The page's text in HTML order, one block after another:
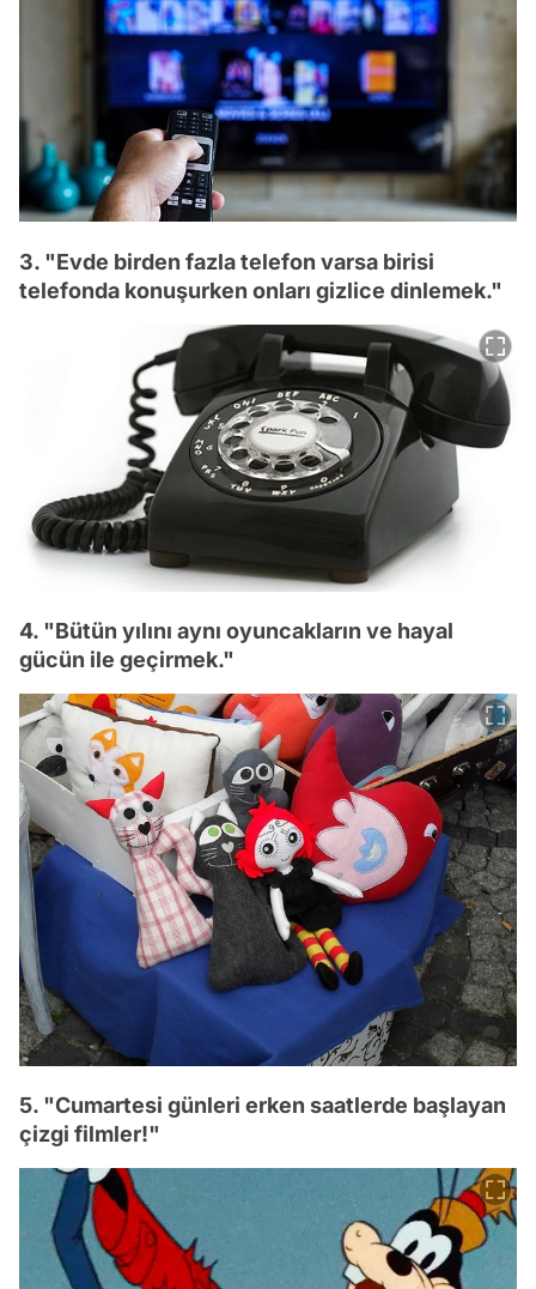
3. "Evde birden fazla telefon varsa birisi
telefonda konuşurken onları gizlice dinlemek."
4. "Bütün yılını aynı oyuncakların ve hayal
gücün ile geçirmek."
5. "Cumartesi günleri erken saatlerde başlayan
çizgi filmler!"